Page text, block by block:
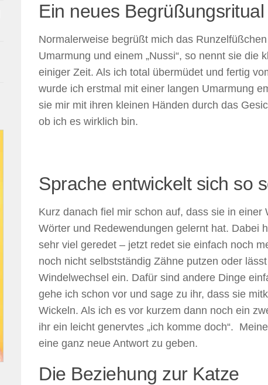
Ein neues Begrüßungsritual
Normalerweise begrüßt mich das
Umarmung und einem „Nussi“, so nennt sie die
einiger Zeit. Als ich total übermüdet und fertig
wurde ich erstmal mit einer langen Umarmung
sie mir mit ihren kleinen Händen durch das
ob ich es wirklich bin.
Sprache entwickelt sich so
Kurz danach fiel mir schon auf, dass sie in einer
Wörter und Redewendungen gelernt hat. Dabei
sehr viel geredet – jetzt redet sie einfach noch
noch nicht selbstständig Zähne putzen oder
Windelwechsel ein. Dafür sind andere Dinge
gehe ich schon vor und sage zu ihr, dass sie
Wickeln. Als ich es vor kurzem dann noch ein
ihr ein leicht genervtes „ich komme doch“.
eine ganz neue Antwort zu geben.
Die Beziehung zur Katze